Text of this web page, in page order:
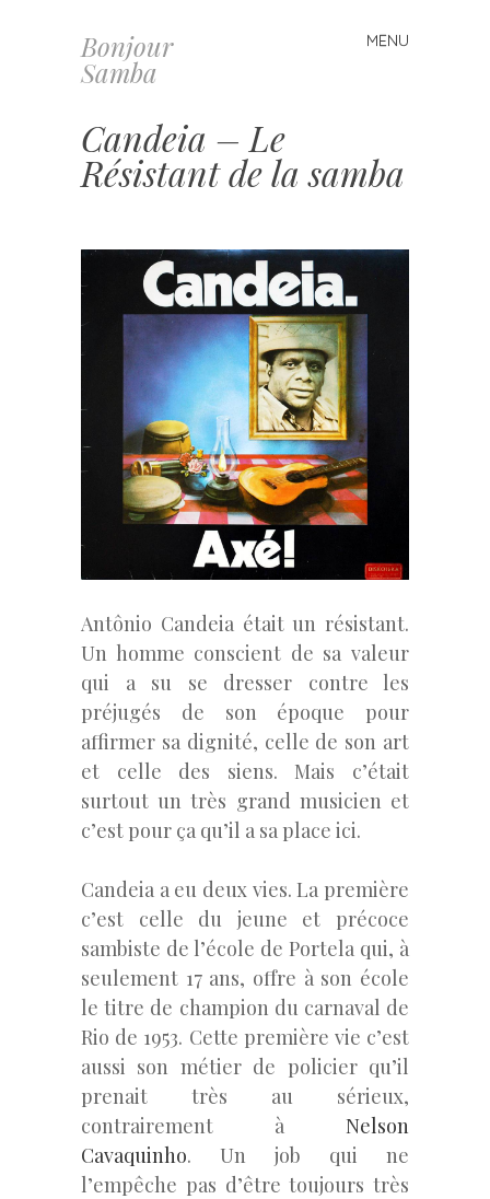
Bonjour
Samba
MENU
Skip
to
Candeia – Le
Résistant de la samba
Antônio Candeia était un résistant.
Un homme conscient de sa valeur
qui a su se dresser contre les
préjugés de son époque pour
affirmer sa dignité, celle de son art
et celle des siens. Mais c’était
surtout un très grand musicien et
c’est pour ça qu’il a sa place ici.
Candeia a eu deux vies. La première
c’est celle du jeune et précoce
sambiste de l’école de Portela qui, à
seulement 17 ans, offre à son école
le titre de champion du carnaval de
Rio de 1953. Cette première vie c’est
aussi son métier de policier qu’il
prenait très au sérieux,
contrairement à Nelson
Cavaquinho. Un job qui ne
l’empêche pas d’être toujours très